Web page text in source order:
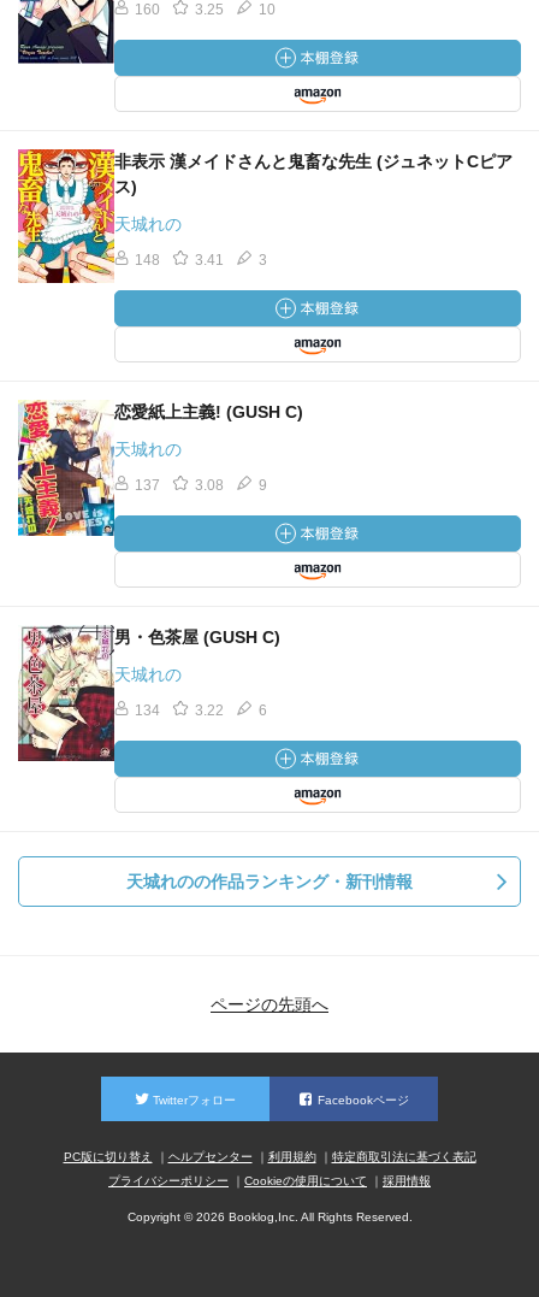
160 3.25 10
非表示 漢メイドさんと鬼畜な先生 (ジュネットCピア
ス)
天城れの
148 3.41 3
恋愛紙上主義! (GUSH C)
天城れの
137 3.08 9
男・色茶屋 (GUSH C)
天城れの
134 3.22 6
天城れのの作品ランキング・新刊情報
ページの先頭へ
Twitterフォロー Facebookページ
PC版に切り替え ヘルプセンター 利用規約
特定商取引法に基づく表記
プライバシーポリシー
Cookieの使用について 採用情報
Copyright © 2026 Booklog,Inc. All Rights Reserved.